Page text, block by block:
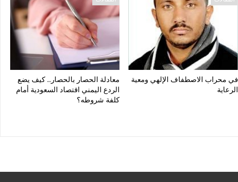
في محراب الاصطفاف الإلهي ومعية
الرعاية
معادلة الحصار بالحصار.. كيف يضع
الردع اليمني اقتصاد السعودية أمام
كلفة شروطه؟